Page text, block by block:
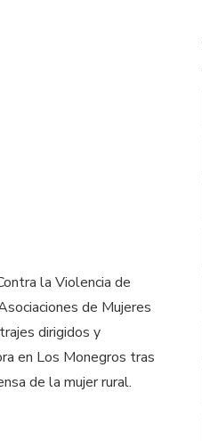
la Violencia de
de Mujeres
dirigidos y
en Los Monegros tras
de la mujer rural.